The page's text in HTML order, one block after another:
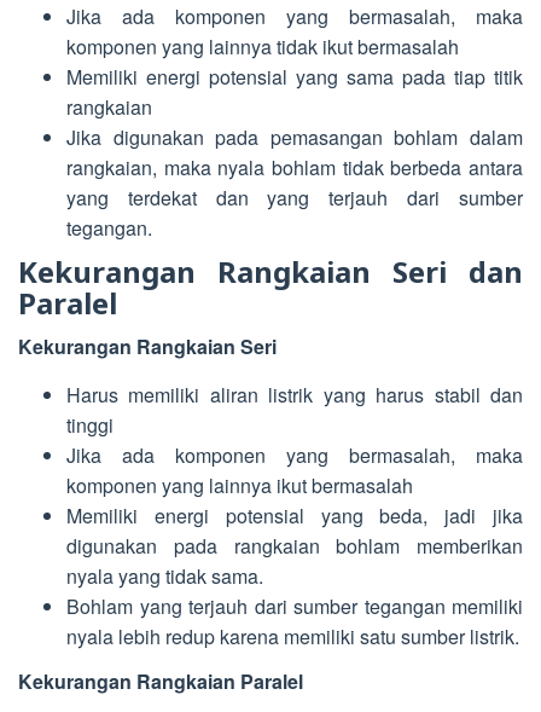
Jika ada komponen yang bermasalah, maka
komponen yang lainnya tidak ikut bermasalah
Memiliki energi potensial yang sama pada tiap titik
rangkaian
Jika digunakan pada pemasangan bohlam dalam
rangkaian, maka nyala bohlam tidak berbeda antara
yang terdekat dan yang terjauh dari sumber
tegangan.
Kekurangan Rangkaian Seri dan
Paralel
Kekurangan Rangkaian Seri
Harus memiliki aliran listrik yang harus stabil dan
tinggi
Jika ada komponen yang bermasalah, maka
komponen yang lainnya ikut bermasalah
Memiliki energi potensial yang beda, jadi jika
digunakan pada rangkaian bohlam memberikan
nyala yang tidak sama.
Bohlam yang terjauh dari sumber tegangan memiliki
nyala lebih redup karena memiliki satu sumber listrik.
Kekurangan Rangkaian Paralel